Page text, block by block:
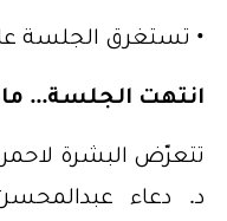
• تستغرق الجلسة عادةً بين 20
انتهت الجلسة...
د. دعاء